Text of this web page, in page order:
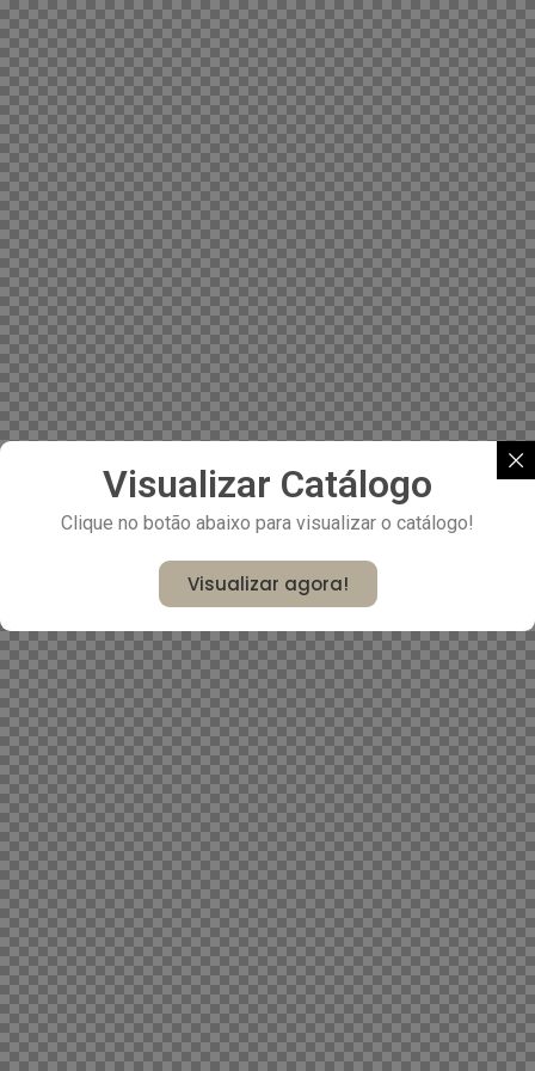
Visualizar Catálogo
Clique no botão abaixo para visualizar o catálogo!
Visualizar agora!